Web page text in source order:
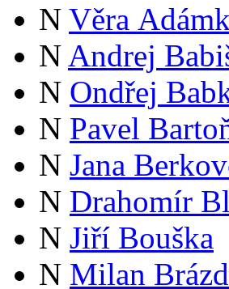
N Věra
N Andrej
N Ondřej
N Pavel
N Jana
N Drahomír
N Jiří Bouška
N Milan